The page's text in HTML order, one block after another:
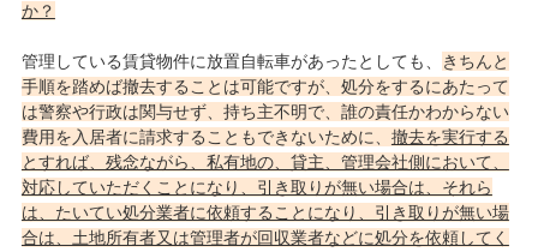
か？
管理している賃貸物件に放置自転車があったとしても、
きちんと
手順を踏めば撤去することは可能ですが、処分をするにあたって
は警察や行政は関与せず、持ち主不明で、誰の責任かわからない
費用を入居者に請求することもできないために、 撤去を実行する
とすれば、残念ながら、私有地の、貸主、管理会社側において、
対応していただくことになり、引き取りが無い場合は、それら
は、たいてい処分業者に依頼することになり、引き取りが無い場
合は、土地所有者又は管理者が回収業者などに処分を依頼してく